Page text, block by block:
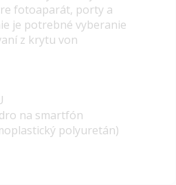
fotoaparát, porty a
je potrebné vyberanie
z krytu von
na smartfón
polyuretán)